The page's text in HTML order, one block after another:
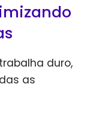
duro,
as